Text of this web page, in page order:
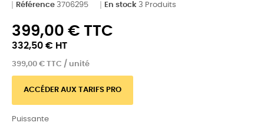
Référence 3706295 En stock 3 Produits
399,00 € TTC
332,50 € HT
399,00 € TTC / unité
ACCÉDER AUX TARIFS PRO
Puissante